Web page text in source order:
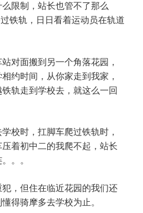
限制，站长也管不了那么
铁轨，日日看着运动员在轨道
对面搬到另一个角落花园，
约时间，从你家走到我家，
轨走到学校去，就这么一回
校时，扛脚车爬过铁轨时，
着初中二的我爬不起，站长
。。
，但住在临近花园的我们还
得骑摩多去学校为止。